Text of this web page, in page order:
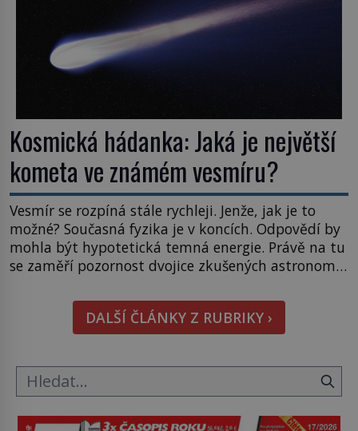
Kosmická hádanka: Jaká je největší
kometa ve známém vesmíru?
Vesmír se rozpíná stále rychleji. Jenže, jak je to
možné? Současná fyzika je v koncích. Odpovědí by
mohla být hypotetická temná energie. Právě na tu
se zaměří pozornost dvojice zkušených astronomů.
hmatatelnějšího. Naprosto rekordní kometu!
Astronomové Pedro Bernardinelli a Gary Bernstein
mravenčí prací zkoumají archivní snímky v rámci
DALŠÍ ČLÁNKY Z RUBRIKY ›